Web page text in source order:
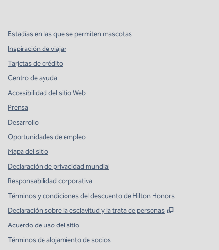
Estadías en las que se permiten mascotas
Inspiración de viajar
Tarjetas de crédito
Centro de ayuda
Accesibilidad del sitio Web
Prensa
Desarrollo
Oportunidades de empleo
Mapa del sitio
Declaración de privacidad mundial
Responsabilidad corporativa
Términos y condiciones del descuento de Hilton Honors
Declaración sobre la esclavitud y la trata de personas
,
Acuerdo de uso del sitio
Términos de alojamiento de socios